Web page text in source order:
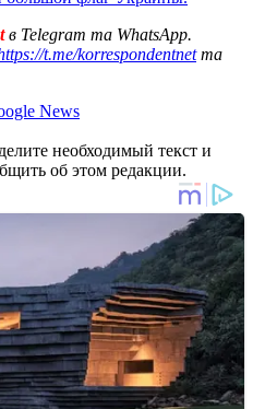
в Telegram та WhatsApp.
t.me/korrespondentnetта
News
необходимый текст и
об этом редакции.